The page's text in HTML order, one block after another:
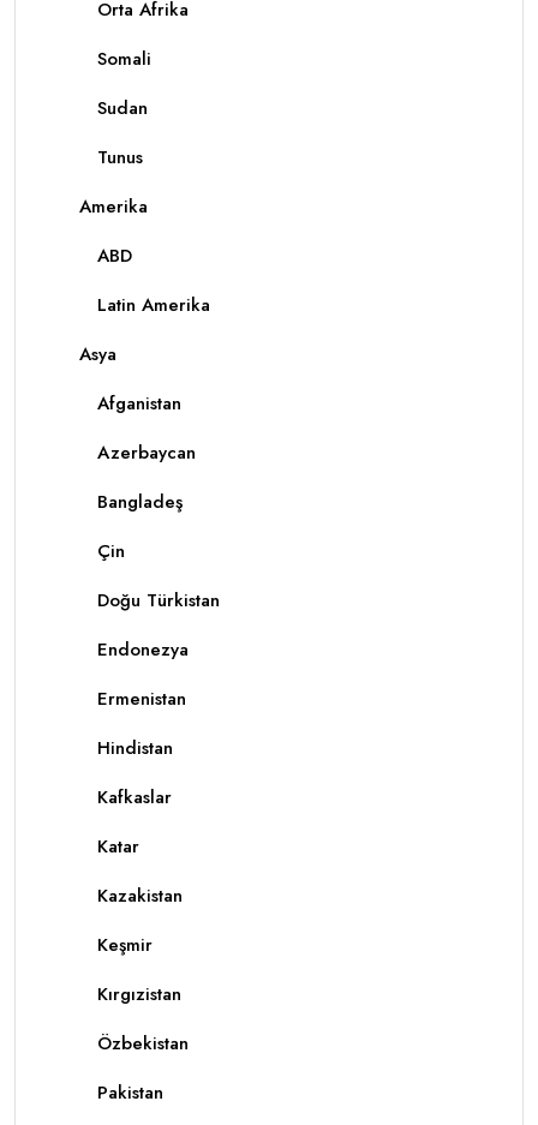
Orta Afrika
Somali
Sudan
Tunus
Amerika
ABD
Latin Amerika
Asya
Afganistan
Azerbaycan
Bangladeş
Çin
Doğu Türkistan
Endonezya
Ermenistan
Hindistan
Kafkaslar
Katar
Kazakistan
Keşmir
Kırgızistan
Özbekistan
Pakistan